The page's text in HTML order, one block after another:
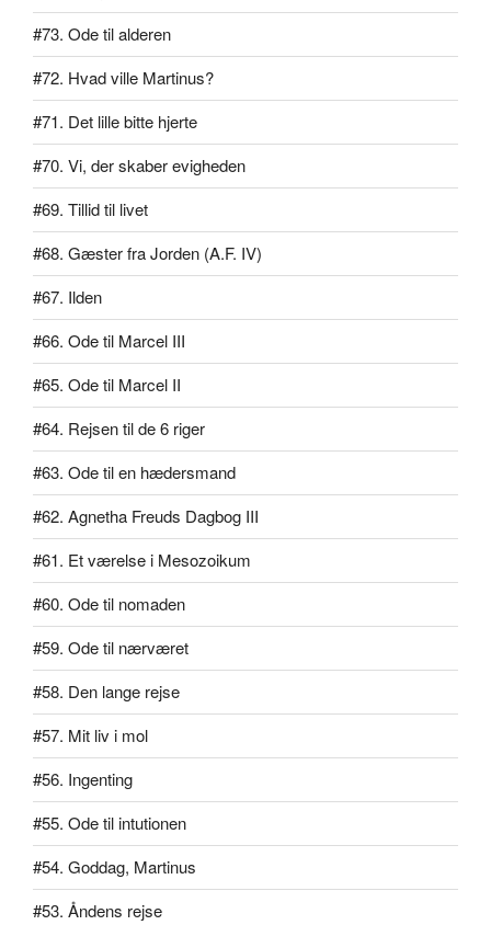
#73. Ode til alderen
#72. Hvad ville Martinus?
#71. Det lille bitte hjerte
#70. Vi, der skaber evigheden
#69. Tillid til livet
#68. Gæster fra Jorden (A.F. IV)
#67. Ilden
#66. Ode til Marcel III
#65. Ode til Marcel II
#64. Rejsen til de 6 riger
#63. Ode til en hædersmand
#62. Agnetha Freuds Dagbog III
#61. Et værelse i Mesozoikum
#60. Ode til nomaden
#59. Ode til nærværet
#58. Den lange rejse
#57. Mit liv i mol
#56. Ingenting
#55. Ode til intutionen
#54. Goddag, Martinus
#53. Åndens rejse